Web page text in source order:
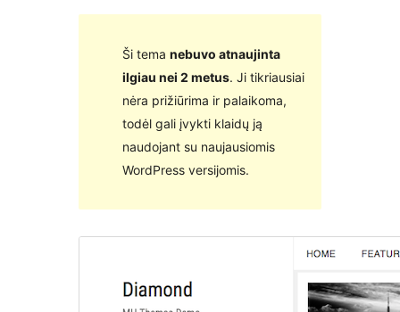
Ši tema nebuvo atnaujinta
ilgiau nei 2 metus. Ji tikriausiai
nėra prižiūrima ir palaikoma,
todėl gali įvykti klaidų ją
naudojant su naujausiomis
WordPress versijomis.